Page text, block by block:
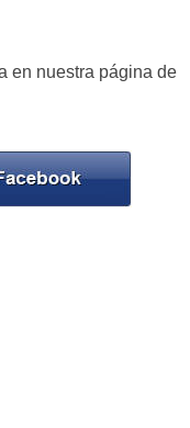
en nuestra página de